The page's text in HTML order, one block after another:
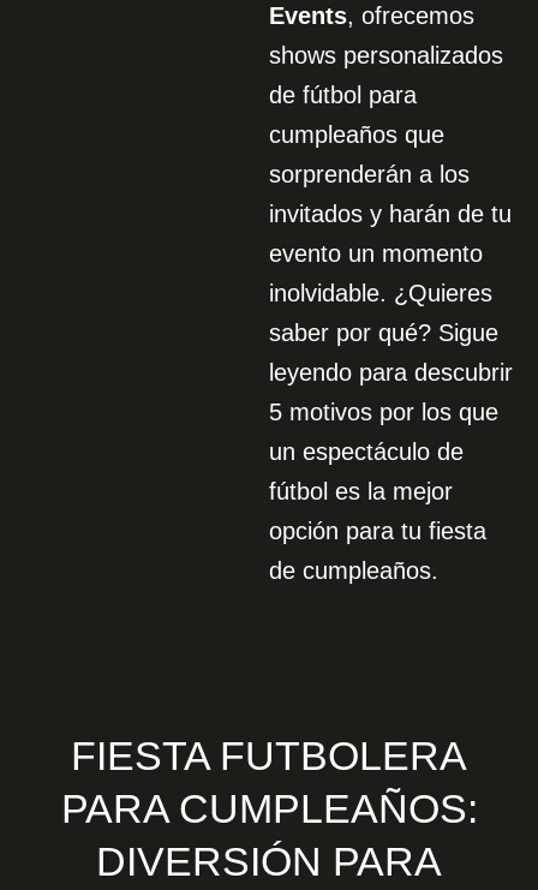
Events, ofrecemos
shows personalizados
de fútbol para
cumpleaños que
sorprenderán a los
invitados y harán de tu
evento un momento
inolvidable. ¿Quieres
saber por qué? Sigue
leyendo para descubrir
5 motivos por los que
un espectáculo de
fútbol es la mejor
opción para tu fiesta
de cumpleaños.
FIESTA FUTBOLERA
PARA CUMPLEAÑOS:
DIVERSIÓN PARA